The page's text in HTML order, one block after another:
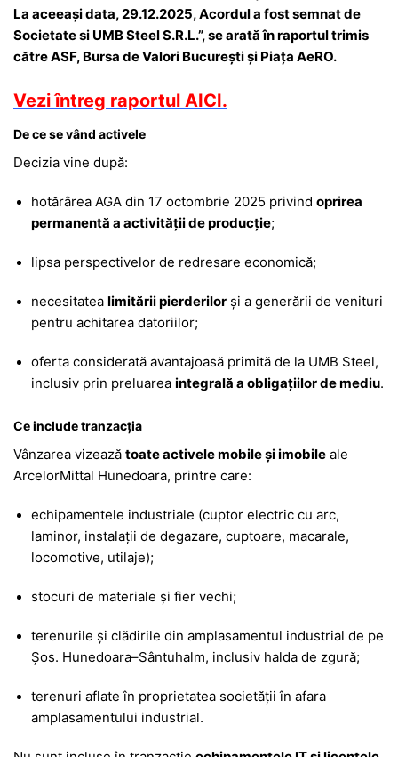
La aceeași data, 29.12.2025, Acordul a fost semnat de
Societate si UMB Steel S.R.L.”, se arată în raportul trimis
către ASF, Bursa de Valori București și Piața AeRO.
Vezi întreg raportul AICI.
De ce se vând activele
Decizia vine după:
hotărârea AGA din 17 octombrie 2025 privind oprirea
permanentă a activității de producție;
lipsa perspectivelor de redresare economică;
necesitatea limitării pierderilor și a generării de venituri
pentru achitarea datoriilor;
oferta considerată avantajoasă primită de la UMB Steel,
inclusiv prin preluarea integrală a obligațiilor de mediu.
Ce include tranzacția
Vânzarea vizează toate activele mobile și imobile ale
ArcelorMittal Hunedoara, printre care:
echipamentele industriale (cuptor electric cu arc,
laminor, instalații de degazare, cuptoare, macarale,
locomotive, utilaje);
stocuri de materiale și fier vechi;
terenurile și clădirile din amplasamentul industrial de pe
Șos. Hunedoara–Sântuhalm, inclusiv halda de zgură;
terenuri aflate în proprietatea societății în afara
amplasamentului industrial.